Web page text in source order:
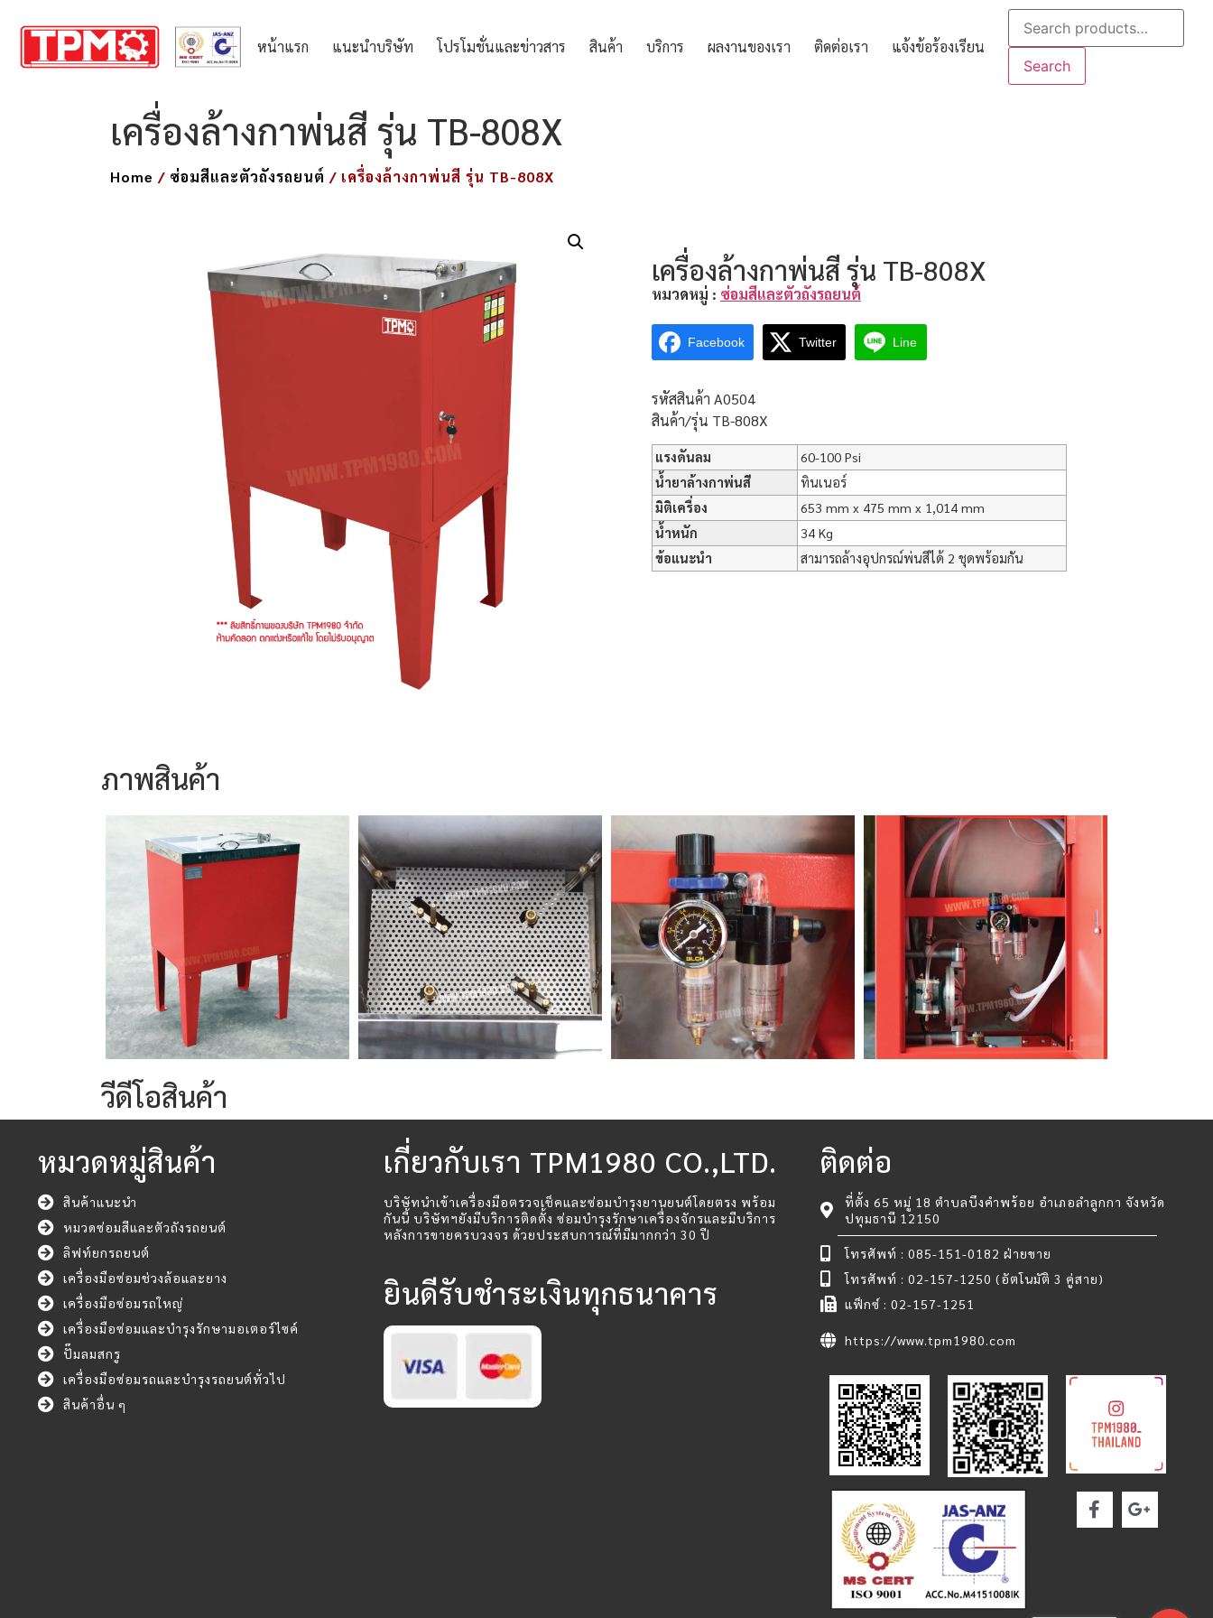
หน้าแรก แนะนำบริษัท โปรโมชั่นและข่าวสาร สินค้า บริการ ผลงานของเรา ติดต่อเรา แจ้งข้อร้องเรียน
Search
เครื่องล้างกาพ่นสี รุ่น TB-808X
Home / ซ่อมสีและตัวถังรถยนต์ / เครื่องล้างกาพ่นสี รุ่น TB-808X
เครื่องล้างกาพ่นสี รุ่น TB-808X
หมวดหมู่ : ซ่อมสีและตัวถังรถยนต์
Facebook Twitter Line
รหัสสินค้า A0504
สินค้า/รุ่น TB-808X
แรงดันลม
60-100 Psi
น้ำยาล้างกาพ่นสี
ทินเนอร์
มิติเครื่อง
653 mm x 475 mm x 1,014 mm
น้ำหนัก
34 Kg
ข้อแนะนำ
สามารถล้างอุปกรณ์พ่นสีได้ 2 ชุดพร้อมกัน
ภาพสินค้า
วีดีโอสินค้า
หมวดหมู่สินค้า
สินค้าแนะนำ
หมวดซ่อมสีและตัวถังรถยนต์
ลิฟท์ยกรถยนต์
เครื่องมือซ่อมช่วงล้อและยาง
เครื่องมือซ่อมรถใหญ่
เครื่องมือซ่อมและบำรุงรักษามอเตอร์ไซค์
ปั๊มลมสกรู
เครื่องมือซ่อมรถและบำรุงรถยนต์ทั่วไป
สินค้าอื่น ๆ
เกี่ยวกับเรา TPM1980 CO.,LTD.
บริษัทนำเข้าเครื่องมือตรวจเช็คและซ่อมบำรุงยานยนต์โดยตรง พร้อม
กันนี้ บริษัทฯยังมีบริการติดตั้ง ซ่อมบำรุงรักษาเครื่องจักรและมีบริการ
หลังการขายครบวงจร ด้วยประสบการณ์ที่มีมากกว่า 30 ปี
ยินดีรับชำระเงินทุกธนาคาร
ติดต่อ
ที่ตั้ง 65 หมู่ 18 ตำบลบึงคำพร้อย อำเภอลำลูกกา จังหวัด
ปทุมธานี 12150
โทรศัพท์ : 085-151-0182 ฝ่ายขาย
โทรศัพท์ : 02-157-1250 (อัตโนมัติ 3 คู่สาย)
แฟ็กซ์ : 02-157-1251
https://www.tpm1980.com